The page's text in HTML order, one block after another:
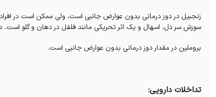
زنجبیل در دوز درمانی بدون عوارض جانبی است، ولی ممکن است در
سوزش سر دل، اسهال و یک اثر تحریکی مانند فلفل در دهان و گلو است.
بروملین در مقدار دوز درمانی بدون عوارض جانیی است.
تداخلات دارویی: